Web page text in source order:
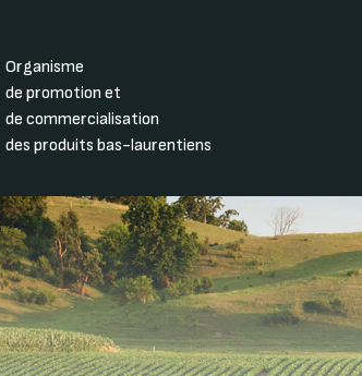
Organisme
de promotion et
de commercialisation
des produits bas-laurentiens